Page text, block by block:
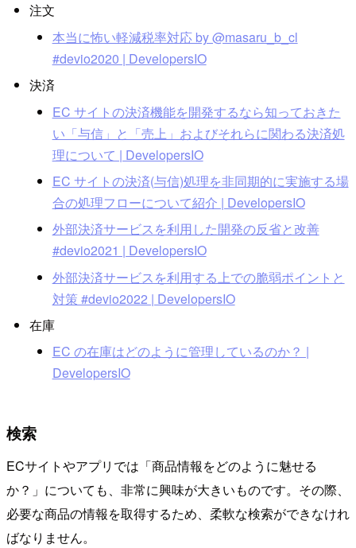
注文
本当に怖い軽減税率対応 by @masaru_b_cl
#devio2020 | DevelopersIO
決済
EC サイトの決済機能を開発するなら知っておきた
い「与信」と「売上」およびそれらに関わる決済処
理について | DevelopersIO
EC サイトの決済(与信)処理を非同期的に実施する場
合の処理フローについて紹介 | DevelopersIO
外部決済サービスを利用した開発の反省と改善
#devio2021 | DevelopersIO
外部決済サービスを利用する上での脆弱ポイントと
対策 #devio2022 | DevelopersIO
在庫
EC の在庫はどのように管理しているのか？ |
DevelopersIO
検索
ECサイトやアプリでは「商品情報をどのように魅せる
か？」についても、非常に興味が大きいものです。その際、
必要な商品の情報を取得するため、柔軟な検索ができなけれ
ばなりません。